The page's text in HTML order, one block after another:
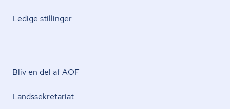
Ledige stillinger
Bliv en del af AOF
Lands­se­kre­ta­ri­at